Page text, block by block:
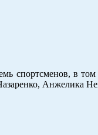
спортсменов, в
Анжелика